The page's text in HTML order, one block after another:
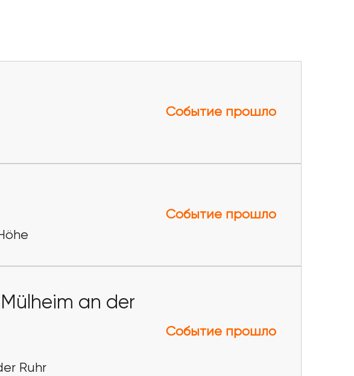
Событие прошло
Событие прошло
an der
Ruhr
Событие прошло